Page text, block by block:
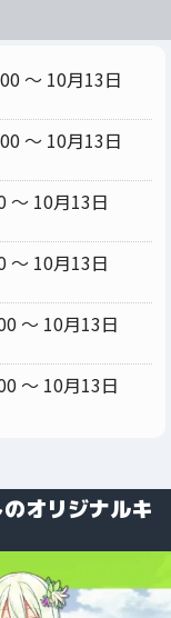
～ 10月13日
～ 10月13日
～ 10月13日
～ 10月13日
～ 10月13日
～ 10月13日
オリジナルキ